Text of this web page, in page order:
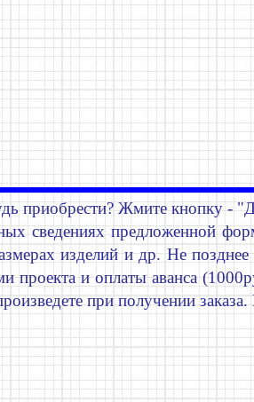
приобрести? Жмите кнопку -
сведениях предложенной
изделий и др. Не
проекта и оплаты аванса
при получении